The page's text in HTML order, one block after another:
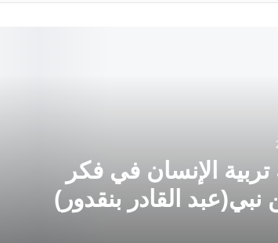
الإنسان في فكر
نبي(عبد القادر بنقدور)